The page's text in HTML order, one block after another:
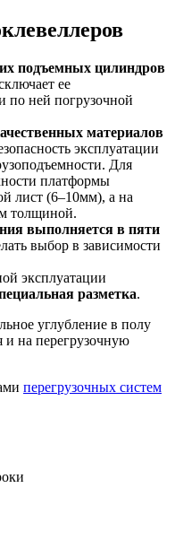
подъемных цилиндров
ее
по ней погрузочной
материалов
эксплуатации
Для
платформы
лист (6–10мм), а на
толщиной.
выполняется в пяти
выбор в зависимости
эксплуатации
разметка.
углубление в полу
и на перегрузочную
перегрузочных систем